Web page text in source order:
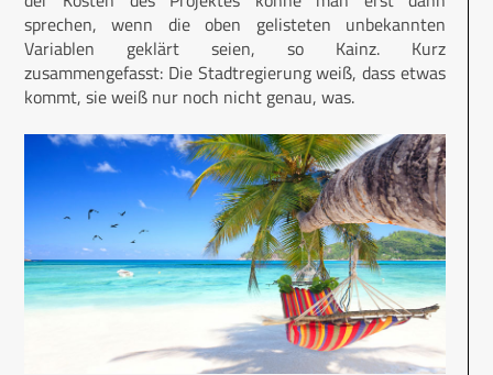
sprechen, wenn die oben gelisteten unbekannten
Variablen geklärt seien, so Kainz. Kurz
zusammengefasst: Die Stadtregierung weiß, dass etwas
kommt, sie weiß nur noch nicht genau, was.